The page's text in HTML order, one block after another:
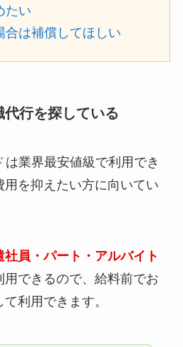
たい
合は補償してほしい
行を探している
は業界最安値級で利用でき
用を抑えたい方に向いてい
員・パート・アルバイト
用できるので、給料前でお
利用できます。